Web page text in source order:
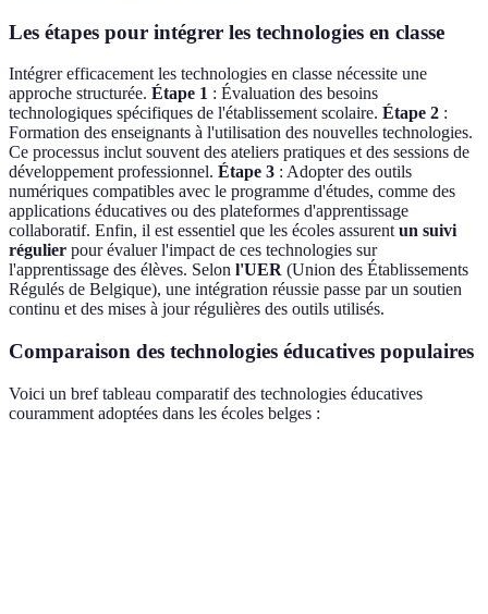
Les étapes pour intégrer les technologies en classe
Intégrer efficacement les technologies en classe nécessite une
approche structurée. Étape 1 : Évaluation des besoins
technologiques spécifiques de l'établissement scolaire. Étape 2 :
Formation des enseignants à l'utilisation des nouvelles technologies.
Ce processus inclut souvent des ateliers pratiques et des sessions de
développement professionnel. Étape 3 : Adopter des outils
numériques compatibles avec le programme d'études, comme des
applications éducatives ou des plateformes d'apprentissage
collaboratif. Enfin, il est essentiel que les écoles assurent un suivi
régulier pour évaluer l'impact de ces technologies sur
l'apprentissage des élèves. Selon l'UER (Union des Établissements
Régulés de Belgique), une intégration réussie passe par un soutien
continu et des mises à jour régulières des outils utilisés.
Comparaison des technologies éducatives populaires
Voici un bref tableau comparatif des technologies éducatives
couramment adoptées dans les écoles belges :